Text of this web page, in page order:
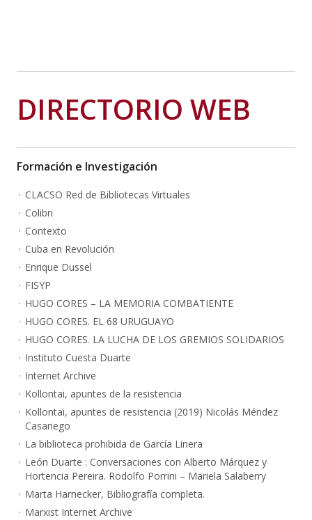
DIRECTORIO WEB
Formación e Investigación
CLACSO Red de Bibliotecas Virtuales
Colibri
Contexto
Cuba en Revolución
Enrique Dussel
FISYP
HUGO CORES – LA MEMORIA COMBATIENTE
HUGO CORES. EL 68 URUGUAYO
HUGO CORES. LA LUCHA DE LOS GREMIOS SOLIDARIOS
Instituto Cuesta Duarte
Internet Archive
Kollontai, apuntes de la resistencia
Kollontai, apuntes de resistencia (2019) Nicolás Méndez
Casariego
La biblioteca prohibida de García Linera
León Duarte : Conversaciones con Alberto Márquez y
Hortencia Pereira. Rodolfo Porrini – Mariela Salaberry
Marta Harnecker, Bibliografía completa.
Marxist Internet Archive